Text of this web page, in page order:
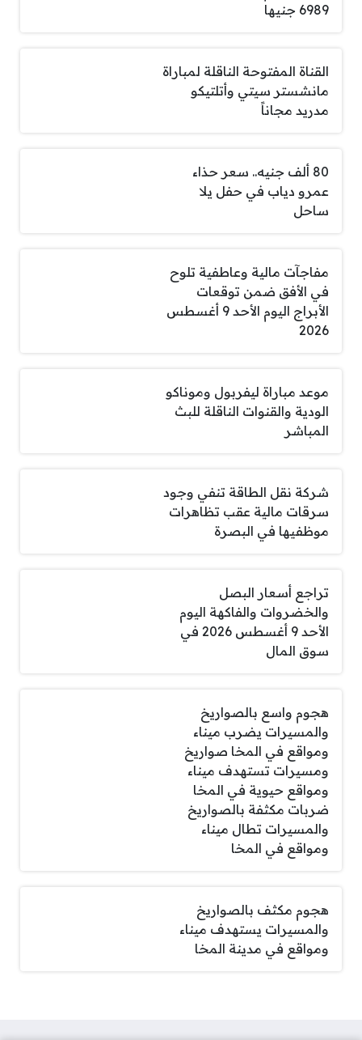
6989 جنيها
القناة المفتوحة الناقلة لمباراة
مانشستر سيتي وأتلتيكو
مدريد مجاناً
80 ألف جنيه.. سعر حذاء
عمرو دياب في حفل يلا
ساحل
مفاجآت مالية وعاطفية تلوح
في الأفق ضمن توقعات
الأبراج اليوم الأحد 9 أغسطس
2026
موعد مباراة ليفربول وموناكو
الودية والقنوات الناقلة للبث
المباشر
شركة نقل الطاقة تنفي وجود
سرقات مالية عقب تظاهرات
موظفيها في البصرة
تراجع أسعار البصل
والخضروات والفاكهة اليوم
الأحد 9 أغسطس 2026 في
سوق المال
هجوم واسع بالصواريخ
والمسيرات يضرب ميناء
ومواقع في المخا صواريخ
ومسيرات تستهدف ميناء
ومواقع حيوية في المخا
ضربات مكثفة بالصواريخ
والمسيرات تطال ميناء
ومواقع في المخا
هجوم مكثف بالصواريخ
والمسيرات يستهدف ميناء
ومواقع في مدينة المخا